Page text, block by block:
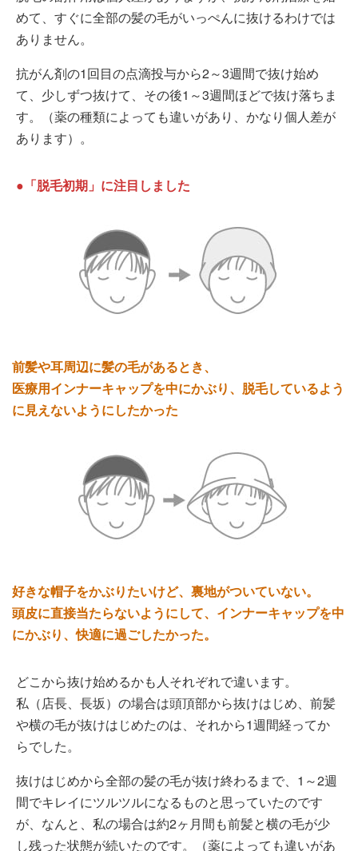
めて、すぐに全部の髪の毛がいっぺんに抜けるわけでは
ありません。
抗がん剤の1回目の点滴投与から2～3週間で抜け始め
て、少しずつ抜けて、その後1～3週間ほどで抜け落ちま
す。（薬の種類によっても違いがあり、かなり個人差が
あります）。
●「脱毛初期」に注目しました
前髪や耳周辺に髪の毛があるとき、
医療用インナーキャップを中にかぶり、脱毛しているよう
に見えないようにしたかった
好きな帽子をかぶりたいけど、裏地がついていない。
頭皮に直接当たらないようにして、インナーキャップを中
にかぶり、快適に過ごしたかった。
どこから抜け始めるかも人それぞれで違います。
私（店長、長坂）の場合は頭頂部から抜けはじめ、前髪
や横の毛が抜けはじめたのは、それから1週間経ってか
らでした。
抜けはじめから全部の髪の毛が抜け終わるまで、1～2週
間でキレイにツルツルになるものと思っていたのです
が、なんと、私の場合は約2ヶ月間も前髪と横の毛が少
し残った状態が続いたのです。（薬によっても違いがあ